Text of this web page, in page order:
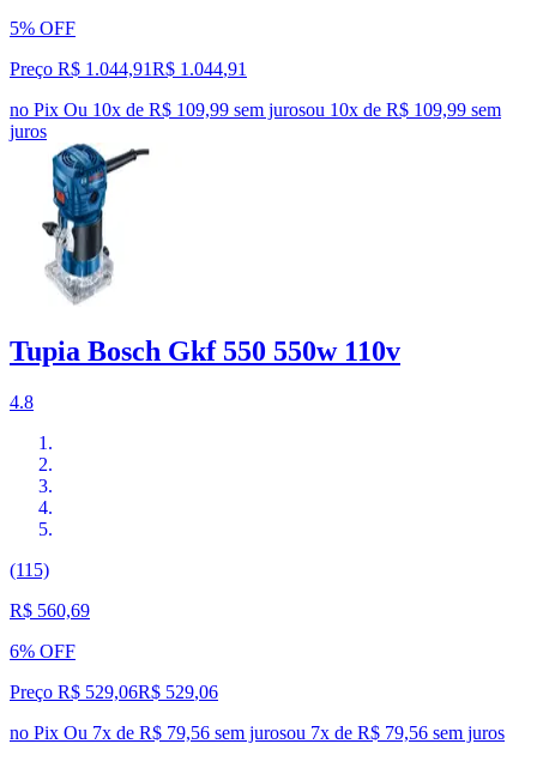
5% OFF
Preço R$ 1.044,91R$ 1.044,91
no Pix Ou 10x de R$ 109,99 sem jurosou 10x de R$ 109,99 sem
juros
Tupia Bosch Gkf 550 550w 110v
4.8
(115)
R$ 560,69
6% OFF
Preço R$ 529,06R$ 529,06
no Pix Ou 7x de R$ 79,56 sem jurosou 7x de R$ 79,56 sem juros